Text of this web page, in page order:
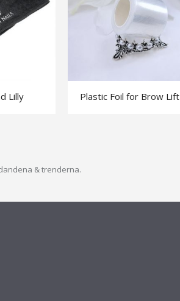
Lilly Plastic Foil for Brow Lift
& trenderna.